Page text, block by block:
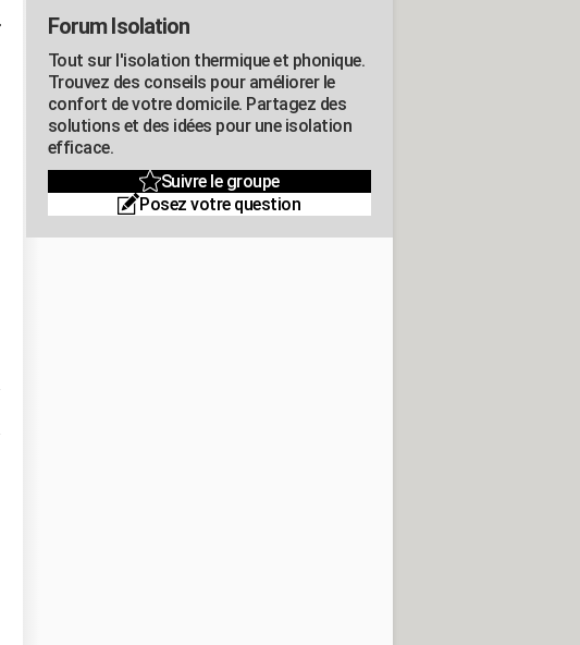
Forum Isolation
Tout sur l'isolation thermique et phonique.
Trouvez des conseils pour améliorer le
confort de votre domicile. Partagez des
solutions et des idées pour une isolation
efficace.
Suivre le groupe
Posez votre question